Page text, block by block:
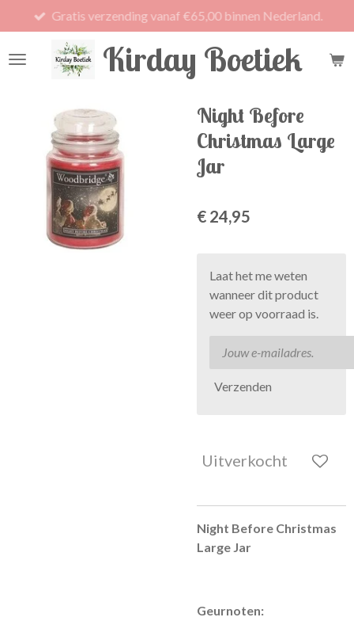
direct
naar
Kirday Boetiek
Gratis verzending vanaf €65,00 binnen Nederland.
Night Before
Christmas Large
Jar
€ 24,95
Laat het me weten
wanneer dit product
weer op voorraad is.
Verzenden
Uitverkocht
Night Before Christmas
Large Jar
Geurnoten: